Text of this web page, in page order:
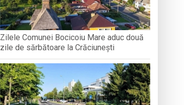
Zilele Comunei Bocicoiu Mare aduc două
zile de sărbătoare la Crăciunești